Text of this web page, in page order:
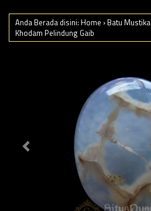
Anda Berada disini: Home › Batu Mustika
Khodam Pelindung Gaib